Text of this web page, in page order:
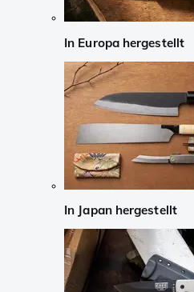
In Europa hergestellt
In Japan hergestellt